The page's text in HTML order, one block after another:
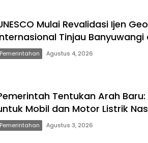
Mulai Revalidasi Ijen
Tinjau
Pemerintahan Agustus 4, 2026
Tentukan Arah Baru:
Mobil dan Motor Listrik
Pemerintahan Agustus 3, 2026